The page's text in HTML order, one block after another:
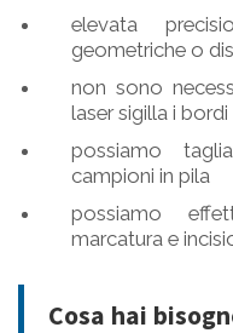
elevata
geometriche o
non sono
laser sigilla i bordi
possiamo
campioni in pila
possiamo
marcatura e
Cosa hai